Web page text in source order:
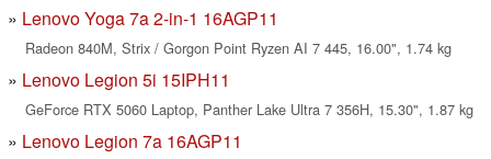
Lenovo Yoga 7a 2-in-1 16AGP11
Radeon 840M, Strix / Gorgon Point Ryzen AI 7 445, 16.00", 1.74 kg
Lenovo Legion 5i 15IPH11
GeForce RTX 5060 Laptop, Panther Lake Ultra 7 356H, 15.30", 1.87 kg
Lenovo Legion 7a 16AGP11